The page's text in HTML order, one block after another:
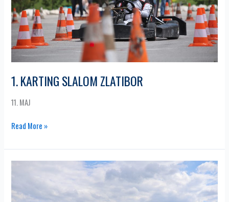
1. KARTING SLALOM ZLATIBOR
11. MAJ
Read More »
ZLATIBOR